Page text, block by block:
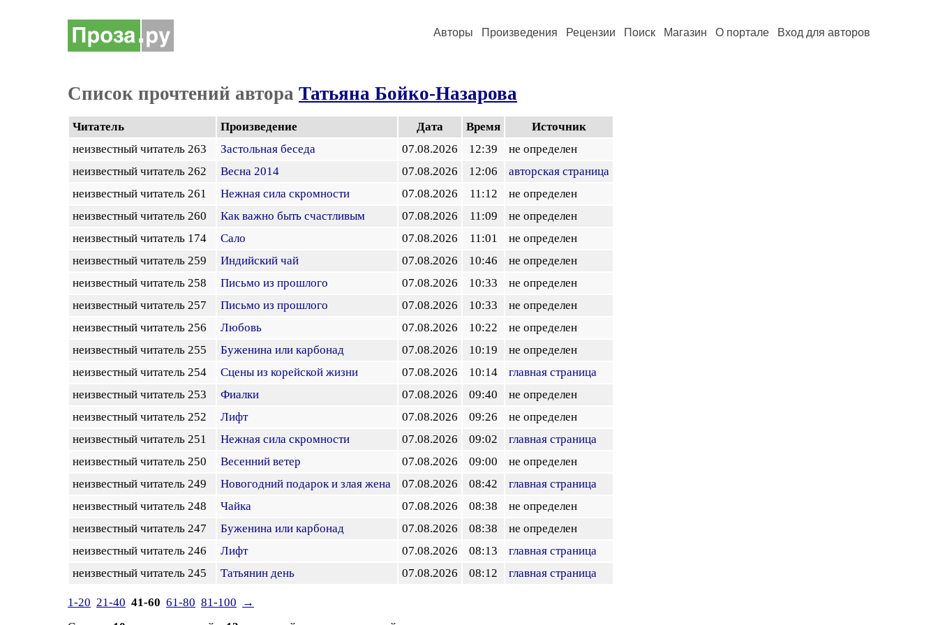
Авторы Произведения Рецензии Поиск Магазин О портале Вход для авторов
Список прочтений автора Татьяна Бойко-Назарова
Читатель Произведение Дата Время
Источник
неизвестный читатель 263
Застольная беседа 07.08.2026 12:39
не определен
неизвестный читатель 262
Весна 2014 07.08.2026 12:06
авторская страница
неизвестный читатель 261
Нежная сила скромности 07.08.2026 11:12
не определен
неизвестный читатель 260
Как важно быть счастливым 07.08.2026 11:09
не определен
неизвестный читатель 174
Сало 07.08.2026 11:01
не определен
неизвестный читатель 259
Индийский чай 07.08.2026 10:46
не определен
неизвестный читатель 258
Письмо из прошлого 07.08.2026 10:33
не определен
неизвестный читатель 257
Письмо из прошлого 07.08.2026 10:33
не определен
неизвестный читатель 256
Любовь 07.08.2026 10:22
не определен
неизвестный читатель 255
Буженина или карбонад 07.08.2026 10:19
не определен
неизвестный читатель 254
Сцены из корейской жизни 07.08.2026 10:14
главная страница
неизвестный читатель 253
Фиалки 07.08.2026 09:40
не определен
неизвестный читатель 252
Лифт 07.08.2026 09:26
не определен
неизвестный читатель 251
Нежная сила скромности 07.08.2026 09:02
главная страница
неизвестный читатель 250
Весенний ветер 07.08.2026 09:00
не определен
неизвестный читатель 249
Новогодний подарок и злая жена 07.08.2026 08:42
главная страница
неизвестный читатель 248
Чайка 07.08.2026 08:38
не определен
неизвестный читатель 247
Буженина или карбонад 07.08.2026 08:38
не определен
неизвестный читатель 246
Лифт 07.08.2026 08:13
главная страница
неизвестный читатель 245
Татьянин день 07.08.2026 08:12 главная страница
1-20 21-40 41-60 61-80 81-100
→